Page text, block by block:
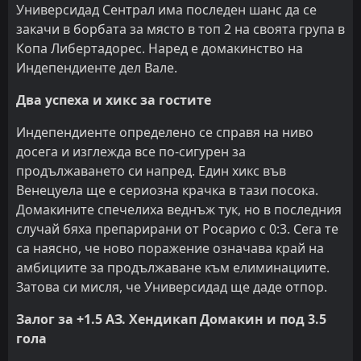
Универсидад Сентрал има последен шанс да се
закачи в борбата за място в топ 2 на своята група в
Копа Либертадорес. Наред е домакинство на
Индепендиенте дел Вале.
Два успеха и хикс за гостите
Индепендиенте определено се справя на ниво
досега и изглежда все по-сигурен за
продължаването си напред. Един хикс във
Венецуела ще е сериозна крачка в тази посока.
Домакините спечелиха веднъж тук, но в последния
случай бяха препарирани от Росарио с 0:3. Сега те
са наясно, че ново поражение означава край на
амбициите за продължаване към елиминациите.
Затова си мисля, че Универсидад ще даде отпор.
Залог за +1.5 АЗ. Хендикап Домакин и под 3.5
гола